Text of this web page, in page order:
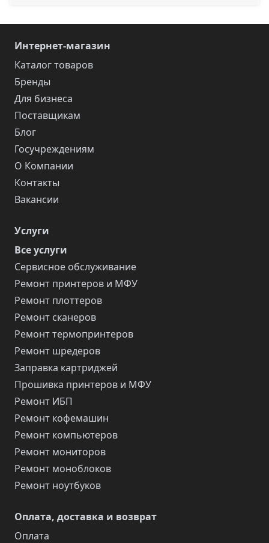
Интернет-магазин
Каталог товаров
Бренды
Для бизнеса
Поставщикам
Блог
Госучреждениям
О Компании
Контакты
Вакансии
Услуги
Все услуги
Сервисное обслуживание
Ремонт принтеров и МФУ
Ремонт плоттеров
Ремонт сканеров
Ремонт термопринтеров
Ремонт шредеров
Заправка картриджей
Прошивка принтеров и МФУ
Ремонт ИБП
Ремонт кофемашин
Ремонт компьютеров
Ремонт мониторов
Ремонт моноблоков
Ремонт ноутбуков
Оплата, доставка и возврат
Оплата